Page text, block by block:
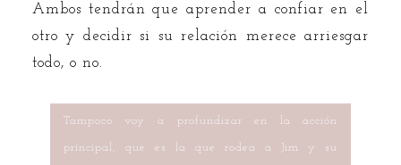
Ambos tendrán que aprender a confiar en el
otro y decidir si su relación merece arriesgar
todo, o no.
Tampoco voy a profundizar en la acción
principal, que es la que rodea a Jim y su